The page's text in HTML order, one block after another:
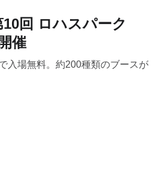
回 ロハスパーク
催
入場無料。約200種類のブースが